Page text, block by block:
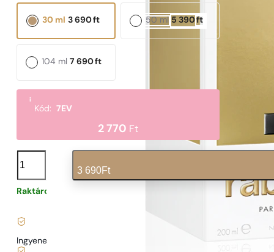
3 690ft
30 ml 5 390ft
50 ml
7 690ft
104 ml
i
Kód:7EV
2 770 Ft
N°
591
mennyiség
3 690Ft
Raktáron
Ingyenes szállítás